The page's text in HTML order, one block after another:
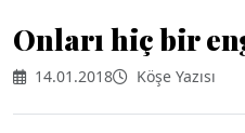
Onları hiç bir
14.01.2018 Köşe Yazısı